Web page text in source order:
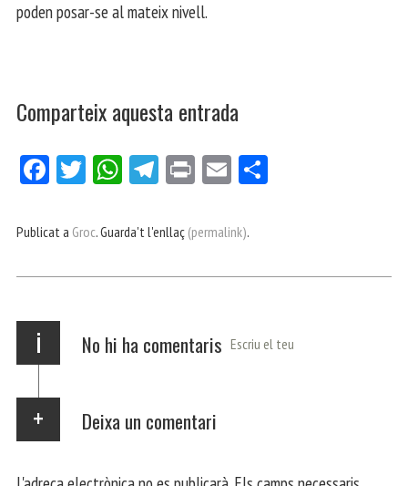
poden posar-se al mateix nivell.
Comparteix aquesta entrada
Fa
bo
Tw
er
W
ts
p
Te
gr
m
Pri E
ail
ei
Publicat a Groc. Guarda't l'enllaç (permalink).
i No hi ha comentaris Escriu el teu
Deixa un comentari